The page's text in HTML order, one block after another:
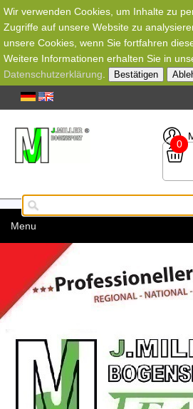
Wir verwenden Cookies, um Inhalte zu
Zugriffe auf unsere Website zu
unsere Cookies, wenn Sie fortfahren
Weitere Informationen erhalten Sie in
Datenschutzerklärung
Bestätigen
0
Menu